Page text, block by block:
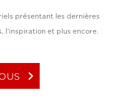
présentant les dernières
l'inspiration et plus encore.
keyboard_arrow_right